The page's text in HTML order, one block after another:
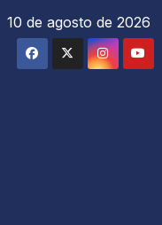
10 de agosto de 2026